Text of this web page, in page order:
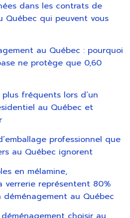
dans les contrats de
Québec qui peuvent vous
au Québec : pourquoi
ne protège que 0,60
fréquents lors d’un
au Québec et
professionnel que
au Québec ignorent
en mélamine,
verrerie représentent 80%
déménagement au Québec